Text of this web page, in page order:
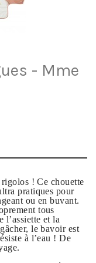
- Mme
! Ce chouette
pratiques pour
ou en buvant.
tous
l’assiette et la
le bavoir est
à l’eau ! De